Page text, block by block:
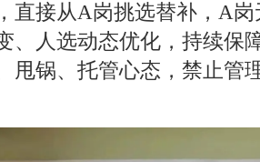
直接从A岗挑选替补，A
、人选动态优化，持续保
甩锅、托管心态，禁止管